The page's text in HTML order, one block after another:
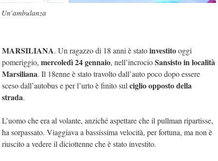
Un’ambulanza
MARSILIANA. Un ragazzo di 18 anni è statoinvestitooggi
pomeriggio, mercoledì 24 gennaio, nell’incrocioSansisto in località
Marsiliana. Il 18enne è stato travolto dall’auto poco dopo essere
sceso dall’autobus e per l’urto è finito sul ciglio opposto della
strada.
L’uomo che era al volante, anziché aspettare che il pullman ripartisse,
ha sorpassato. Viaggiava a bassissima velocità, per fortuna, ma non è
riuscito a vedere il diciottenne che è stato investito.